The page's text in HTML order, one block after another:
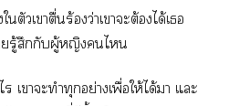
วเาตื่นร้องว่าเาะต้องได้เ
รู้สึกกับผู้หญิงไ
 เาะทำทุกอย่างเพื่อให้ได้า แะ